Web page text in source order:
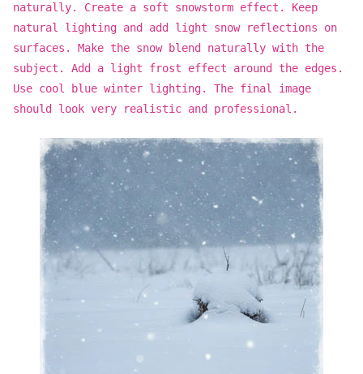
naturally. Create a soft snowstorm effect. Keep
natural lighting and add light snow reflections on
surfaces. Make the snow blend naturally with the
subject. Add a light frost effect around the edges.
Use cool blue winter lighting. The final image
should look very realistic and professional.